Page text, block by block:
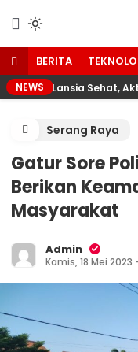
konten
BERITA
NEWSLansia Sehat, Aktif,
Serang Raya
Gatur Sore
Berikan
Masyarakat
Admin
Kamis, 18 Mei 2023